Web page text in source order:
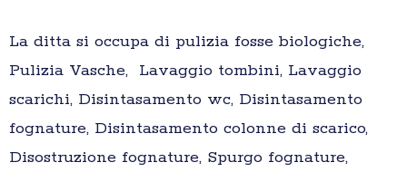
La ditta si occupa di pulizia fosse biologiche,
Pulizia Vasche, Lavaggio tombini, Lavaggio
scarichi, Disintasamento wc, Disintasamento
fognature, Disintasamento colonne di scarico,
Disostruzione fognature, Spurgo fognature,